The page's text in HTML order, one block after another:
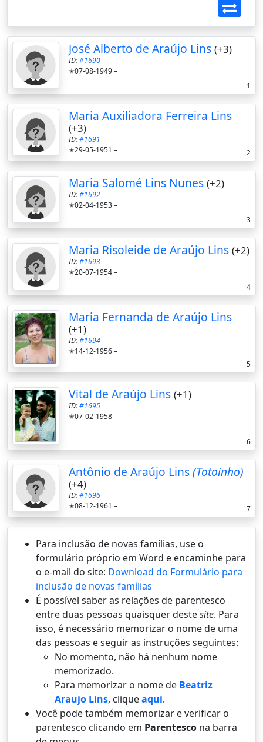
José Alberto de Araújo Lins (+3)
ID:#1690
✭07-08-1949 –
1
Maria Auxiliadora Ferreira Lins
(+3)
ID:#1691
✭29-05-1951 –
2
Maria Salomé Lins Nunes (+2)
ID:#1692
✭02-04-1953 –
3
Maria Risoleide de Araújo Lins (+2)
ID:#1693
✭20-07-1954 –
4
Maria Fernanda de Araújo Lins
(+1)
ID:#1694
✭14-12-1956 –
5
Vital de Araújo Lins (+1)
ID:#1695
✭07-02-1958 –
6
Antônio de Araújo Lins(Totoinho)
(+4)
ID:#1696
✭08-12-1961 –
7
Para inclusão de novas famílias, use o
formulário próprio em Word e encaminhe para
o e-mail do site: Download do Formulário para
inclusão de novas famílias
É possí­vel saber as relações de parentesco
entre duas pessoas quaisquer destesite. Para
isso, é necessário memorizar o nome de uma
das pessoas e seguir as instruções seguintes:
No momento, não há nenhum nome
memorizado.
Para memorizar o nome de Beatriz
Araujo Lins, cliqueaqui.
Você pode também memorizar e verificar o
parentesco clicando em Parentesco na barra